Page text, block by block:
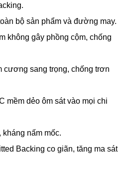
bộ sản phẩm và đường may.
không gây phồng cộm, chống
cương sang trọng, chống trơn
mềm dẻo ôm sát vào mọi chi
nấm mốc.
Backing co giãn, tăng ma sát